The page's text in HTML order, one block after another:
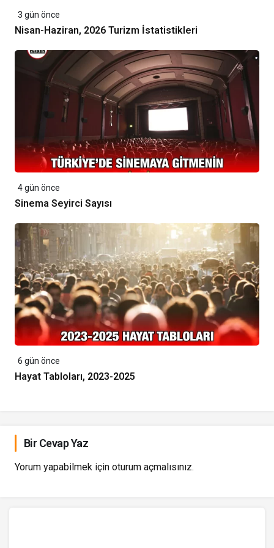
3 gün önce
Nisan-Haziran, 2026 Turizm İstatistikleri
4 gün önce
Sinema Seyirci Sayısı
6 gün önce
Hayat Tabloları, 2023-2025
Bir Cevap Yaz
Yorum yapabilmek için oturum açmalısınız.